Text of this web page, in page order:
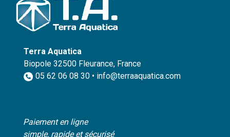
Terra Aquatica
Biopole 32500 Fleurance, France
05 62 06 08 30 • info@terraaquatica.com
Paiement en ligne
simple, rapide et sécurisé